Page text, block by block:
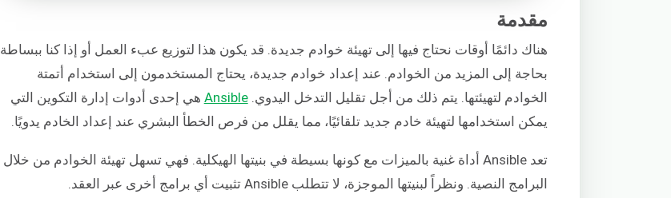
مقدمة
هناك دائمًا أوقات نحتاج فيها إلى تهيئة خوادم جديدة. قد يكون هذا لتوزيع عبء العمل أو إذا كنا ببساطة
بحاجة إلى المزيد من الخوادم. عند إعداد خوادم جديدة، يحتاج المستخدمون إلى استخدام أتمتة
الخوادم لتهيئتها. يتم ذلك من أجل تقليل التدخل اليدوي.Ansible هي إحدى أدوات إدارة التكوين التي
يمكن استخدامها لتهيئة خادم جديد تلقائيًا، مما يقلل من فرص الخطأ البشري عند إعداد الخادم يدويًا.
تعد Ansible أداة غنية بالميزات مع كونها بسيطة في بنيتها الهيكلية. فهي تسهل تهيئة الخوادم من خلال
البرامج النصية. ونظراً لبنيتها الموجزة، لا تتطلب Ansible تثبيت أي برامج أخرى عبر العقد.